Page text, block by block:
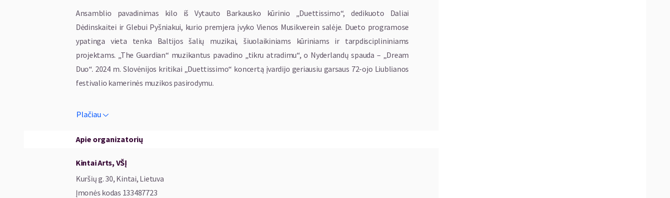
Ansamblio pavadinimas kilo iš Vytauto Barkausko kūrinio „Duettissimo“, dedikuoto Daliai
Dėdinskaitei ir Glebui Pyšniakui, kurio premjera įvyko Vienos Musikverein salėje. Dueto programose
ypatinga vieta tenka Baltijos šalių muzikai, šiuolaikiniams kūriniams ir tarpdisciplininiams
projektams. „The Guardian“ muzikantus pavadino „tikru atradimu“, o Nyderlandų spauda – „Dream
Duo“. 2024 m. Slovėnijos kritikai „Duettissimo“ koncertą įvardijo geriausiu garsaus 72-ojo Liublianos
festivalio kamerinės muzikos pasirodymu.
Plačiau
Apie organizatorių
Kintai Arts, VŠĮ
Kuršių g. 30, Kintai, Lietuva
Įmonės kodas 133487723